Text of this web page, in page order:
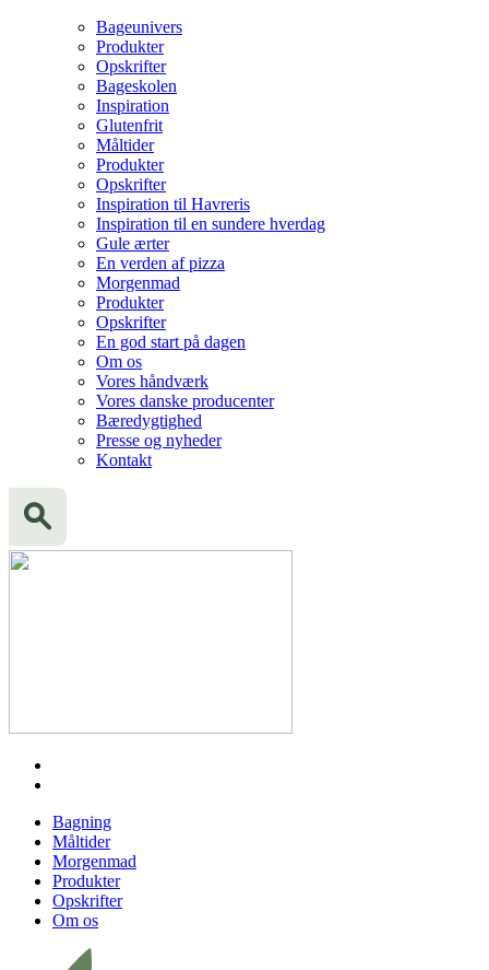
Bageunivers
Produkter
Opskrifter
Bageskolen
Inspiration
Glutenfrit
Måltider
Produkter
Opskrifter
Inspiration til Havreris
Inspiration til en sundere hverdag
Gule ærter
En verden af pizza
Morgenmad
Produkter
Opskrifter
En god start på dagen
Om os
Vores håndværk
Vores danske producenter
Bæredygtighed
Presse og nyheder
Kontakt
Bagning
Måltider
Morgenmad
Produkter
Opskrifter
Om os